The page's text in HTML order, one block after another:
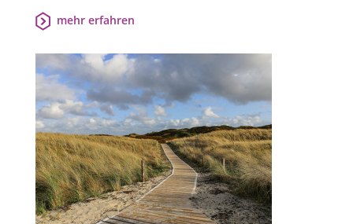
mehr erfahren